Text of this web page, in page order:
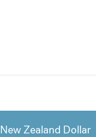
New Zealand Dollar